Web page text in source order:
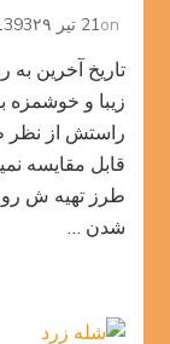
on21 تیر 1393 ۲۹ دیدگاه
زیبا و خوشمزه
راستش از نظر
قابل مقایسه
طرز تهیه ش رو
شدن …